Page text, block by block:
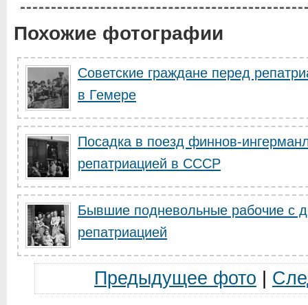
Похожие фотографии
Советские граждане перед
в Гемере
Посадка в поезд финнов-
репатриацией в СССР
Бывшие подневольные рабочие с
репатриацией
Предыдущее фото